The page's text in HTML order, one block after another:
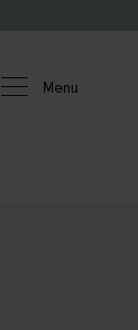
Menu